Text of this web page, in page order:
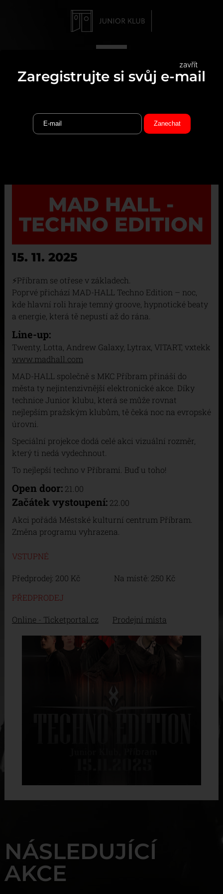
MAD HALL -
TECHNO EDITION
15. 11. 2025
⚡Příbram se otřese v základech.
Poprvé přichází MAD-HALL Techno Edition – noc,
kde hlavní roli hraje temný groove, hypnotické beaty
a energie, která tě nepustí až do rána.
Line-up:
Twenty, Lotta, Andrew Galaxy, Lytrax, VITART, vxtekk
www.madhall.com
MAD-HALL společně s MKC Příbram přináší do
města ty nejintenzivnější elektronické akce. Díky
technice Junior klubu, která se může rovnat
nejlepším pražským klubům, tě čeká noc na evropské
úrovni.
Speciální projekce dodá celé akci vizuální rozměr,
který ti nedá vydechnout.
To nejlepší techno v Příbrami. Buď u toho!
Open door:21.00
Začátek vystoupení:22.00
Akci pořádá Městské kulturní centrum Příbram.
Změna programu vyhrazena.
VSTUPNÉ
Předprodej: 200 Kč Na místě: 250 Kč
PŘEDPRODEJ
Online - Ticketportal.cz Prodejní místa
NÁSLEDUJÍCÍ
AKCE
zavřít
Zaregistrujte si svůj e-mail